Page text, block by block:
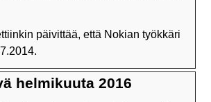
päivittää, että Nokian työkkäri
helmikuuta 2016